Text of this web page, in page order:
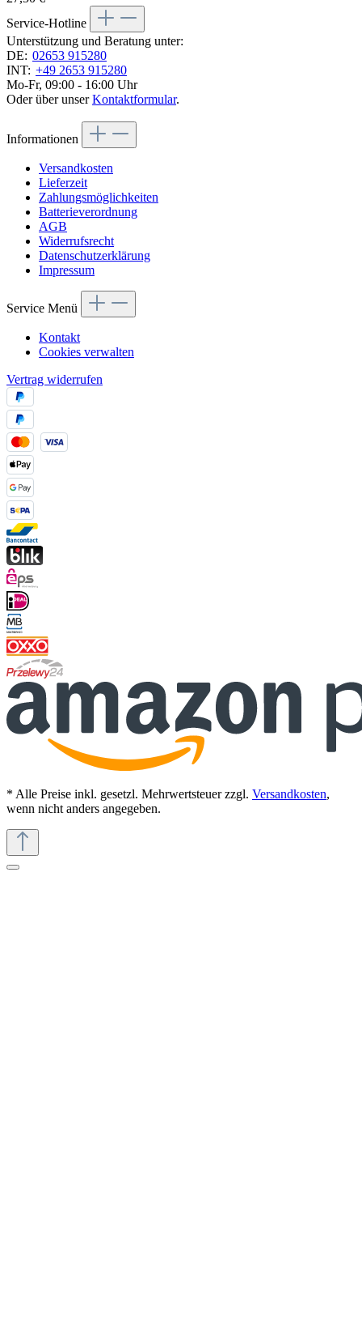
Service-Hotline
Unterstützung und Beratung unter:
DE: 02653 915280
INT: +49 2653 915280
Mo-Fr, 09:00 - 16:00 Uhr
Oder über unserKontaktformular.
Informationen
Versandkosten
Lieferzeit
Zahlungsmöglichkeiten
Batterieverordnung
AGB
Widerrufsrecht
Datenschutzerklärung
Impressum
Service Menü
Kontakt
Cookies verwalten
Vertrag widerrufen
* Alle Preise inkl. gesetzl. Mehrwertsteuer zzgl. Versandkosten,
wenn nicht anders angegeben.